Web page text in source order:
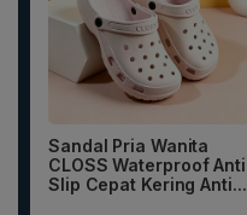
Sandal Pria Wanita
CLOSS Waterproof Anti
Slip Cepat Kering Anti...